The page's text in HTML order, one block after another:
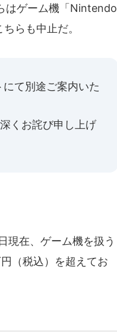
はゲーム機「Nintendo
らも中止だ。
て別途ご案内いた
くお詫び申し上げ
現在、ゲーム機を扱う
（税込）を超えてお